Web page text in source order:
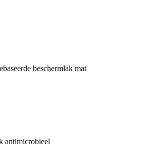
beschermlak mat
antimicrobieel